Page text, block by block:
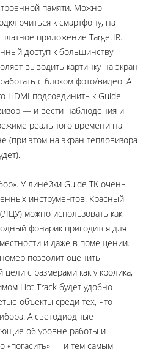
памяти. Можно
к смартфону, на
приложение TargetIR.
доступ к большинству
выводить картинку на экран
с блоком фото/видео. А
HDMI подсоединить к Guide
— и вести наблюдения и
реального времени на
этом на экран тепловизора
У линейки Guide TK очень
инструментов. Красный
можно использовать как
фонарик пригодится для
и даже в помещении.
позволит оценить
с размерами как у кролика,
Hot Track будет удобно
объекты среди тех, что
А светодиодные
об уровне работы и
«погасить» — и тем самым